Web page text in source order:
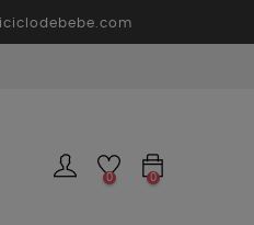
0 0